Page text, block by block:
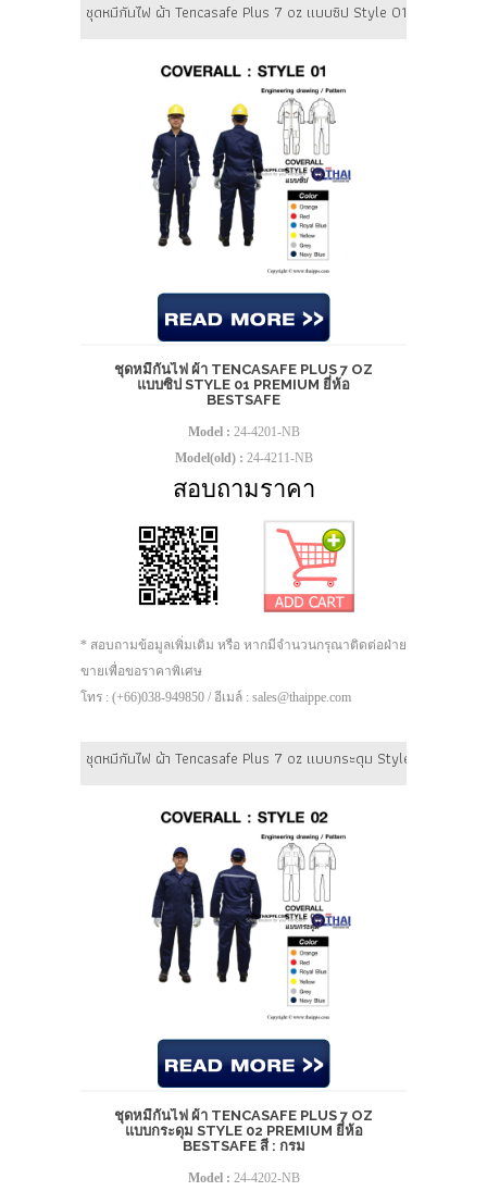
ชุดหมีกันไฟ ผ้า Tencasafe Plus 7 oz แบบซิป Style 01 PREMIUM ยี่
ชุดหมีกันไฟ ผ้า TENCASAFE PLUS 7 OZ
แบบซิป STYLE 01 PREMIUM ยี่ห้อ
BESTSAFE
Model : 24-4201-NB
Model(old) : 24-4211-NB
สอบถามราคา
* สอบถามข้อมูลเพิ่มเติม หรือ หากมีจำนวนกรุณาติดต่อฝ่าย
ขายเพื่อขอราคาพิเศษ
โทร : (+66)038-949850 / อีเมล์ : sales@thaippe.com
ชุดหมีกันไฟ ผ้า Tencasafe Plus 7 oz แบบกระดุม Style 02
ชุดหมีกันไฟ ผ้า TENCASAFE PLUS 7 OZ
แบบกระดุม STYLE 02 PREMIUM ยี่ห้อ
BESTSAFE สี : กรม
Model : 24-4202-NB